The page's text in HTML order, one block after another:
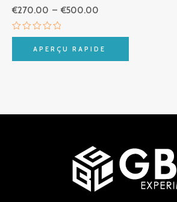
€270.00 – €500.00
Note
5
APERÇU RAPIDE